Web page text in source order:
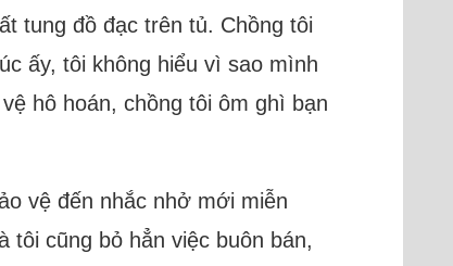
tung đồ đạc trên tủ. Chồng tôi
ấy, tôi không hiểu vì sao mình
hô hoán, chồng tôi ôm ghì bạn
vệ đến nhắc nhở mới miễn
tôi cũng bỏ hẳn việc buôn bán,